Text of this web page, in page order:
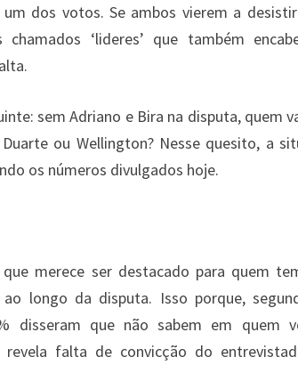
dos votos. Se ambos vierem a
‘lideres’ que também
sem Adriano e Bira na disputa, quem
ou Wellington? Nesse quesito, a
os números divulgados hoje.
merece ser destacado para quem
ao longo da disputa. Isso porque,
disseram que não sabem em quem
revela falta de convicção do